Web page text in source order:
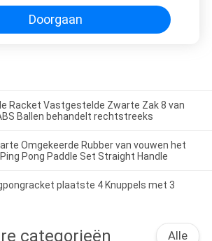
Doorgaan
Racket Vastgestelde Zwarte Zak 8 van
Ballen behandelt rechtstreeks
Omgekeerde Rubber van vouwen het
Pong Paddle Set Straight Handle
plaatste 4 Knuppels met 3
categorieën Alle